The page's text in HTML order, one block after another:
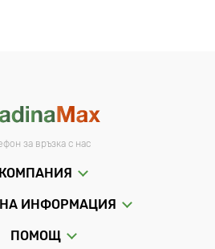
за връзка с нас
КОМПАНИЯ
ИНФОРМАЦИЯ
ПОМОЩ